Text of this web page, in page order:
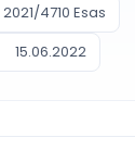
2021/4710 Esas
15.06.2022